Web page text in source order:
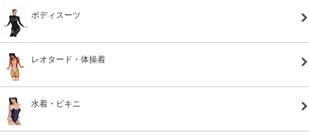
ボディスーツ
レオタード・体操着
水着・ビキニ